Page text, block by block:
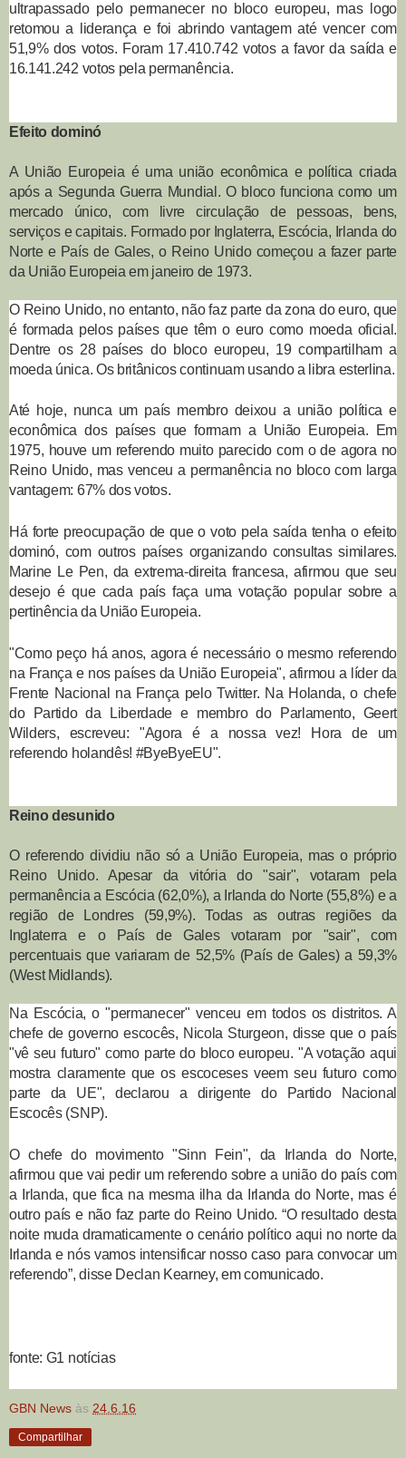
ultrapassado pelo permanecer no bloco europeu, mas logo
retomou a liderança e foi abrindo vantagem até vencer com
51,9% dos votos. Foram 17.410.742 votos a favor da saída e
16.141.242 votos pela permanência.
Efeito dominó
A União Europeia é uma união econômica e política criada
após a Segunda Guerra Mundial. O bloco funciona como um
mercado único, com livre circulação de pessoas, bens,
serviços e capitais. Formado por Inglaterra, Escócia, Irlanda do
Norte e País de Gales, o Reino Unido começou a fazer parte
da União Europeia em janeiro de 1973.
O Reino Unido, no entanto, não faz parte da zona do euro, que
é formada pelos países que têm o euro como moeda oficial.
Dentre os 28 países do bloco europeu, 19 compartilham a
moeda única. Os britânicos continuam usando a libra esterlina.
Até hoje, nunca um país membro deixou a união política e
econômica dos países que formam a União Europeia. Em
1975, houve um referendo muito parecido com o de agora no
Reino Unido, mas venceu a permanência no bloco com larga
vantagem: 67% dos votos.
Há forte preocupação de que o voto pela saída tenha o efeito
dominó, com outros países organizando consultas similares.
Marine Le Pen, da extrema-direita francesa, afirmou que seu
desejo é que cada país faça uma votação popular sobre a
pertinência da União Europeia.
"Como peço há anos, agora é necessário o mesmo referendo
na França e nos países da União Europeia", afirmou a líder da
Frente Nacional na França pelo Twitter. Na Holanda, o chefe
do Partido da Liberdade e membro do Parlamento, Geert
Wilders, escreveu: "Agora é a nossa vez! Hora de um
referendo holandês! #ByeByeEU".
Reino desunido
O referendo dividiu não só a União Europeia, mas o próprio
Reino Unido. Apesar da vitória do "sair", votaram pela
permanência a Escócia (62,0%), a Irlanda do Norte (55,8%) e a
região de Londres (59,9%). Todas as outras regiões da
Inglaterra e o País de Gales votaram por "sair", com
percentuais que variaram de 52,5% (País de Gales) a 59,3%
(West Midlands).
Na Escócia, o "permanecer" venceu em todos os distritos. A
chefe de governo escocês, Nicola Sturgeon, disse que o país
"vê seu futuro" como parte do bloco europeu. "A votação aqui
mostra claramente que os escoceses veem seu futuro como
parte da UE", declarou a dirigente do Partido Nacional
Escocês (SNP).
O chefe do movimento "Sinn Fein", da Irlanda do Norte,
afirmou que vai pedir um referendo sobre a união do país com
a Irlanda, que fica na mesma ilha da Irlanda do Norte, mas é
outro país e não faz parte do Reino Unido. “O resultado desta
noite muda dramaticamente o cenário político aqui no norte da
Irlanda e nós vamos intensificar nosso caso para convocar um
referendo”, disse Declan Kearney, em comunicado.
fonte: G1 notícias
GBN News às 24.6.16
Compartilhar